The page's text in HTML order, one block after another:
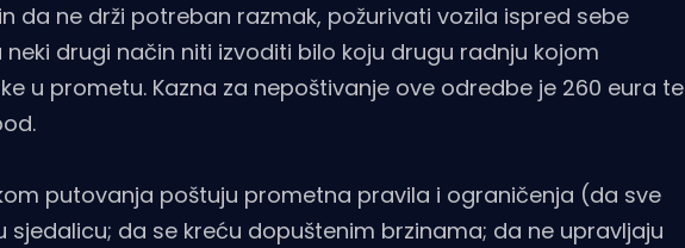
da ne drži potreban razmak, požurivati vozila ispred sebe
drugi način niti izvoditi bilo koju drugu radnju kojom
u prometu. Kazna za nepoštivanje ove odredbe je 260 eura te
putovanja poštuju prometna pravila i ograničenja (da sve
da se kreću dopuštenim brzinama; da ne upravljaju